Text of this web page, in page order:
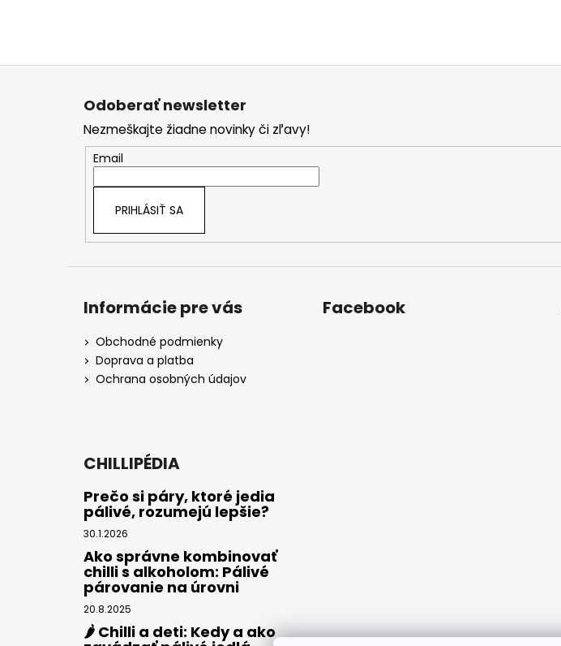
Z
Odoberať newsletter
Nezmeškajte žiadne novinky či zľavy!
Email
PRIHLÁSIŤ SA
Informácie pre vás
Obchodné podmienky
Doprava a platba
Ochrana osobných údajov
Facebook
CHILLIPÉDIA
Prečo si páry, ktoré jedia
pálivé, rozumejú lepšie?
30.1.2026
Ako správne kombinovať
chilli s alkoholom: Pálivé
párovanie na úrovni
20.8.2025
🌶️ Chilli a deti: Kedy a ako